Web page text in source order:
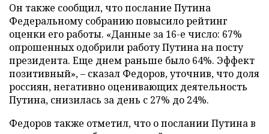
Он также сообщил, что послание Путина
Федеральному собранию повысило рейтинг
оценки его работы. «Данные за 16-е число: 67%
опрошенных одобрили работу Путина на посту
президента. Еще днем раньше было 64%. Эффект
позитивный», – сказал Федоров, уточнив, что доля
россиян, негативно оценивающих деятельность
Путина, снизилась за день с 27% до 24%.
Федоров также отметил, что о послании Путина в